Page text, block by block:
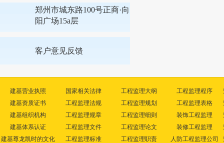
郑州市城东路100号正商·向
阳广场15a层
客户意见反馈
建基营业执照
建基资质证书
建基组织机构
建基体系认证
建基尊龙凯时的文化
国家相关法律
工程监理法规
工程监理规章
工程监理文件
工程监理标准
工程监理大纲
工程监理规划
工程监理细则
工程监理论文
工程监理职责
工程监理程序
工程监理表格
装饰工程监理
装修工程监理
人防工程监理公司